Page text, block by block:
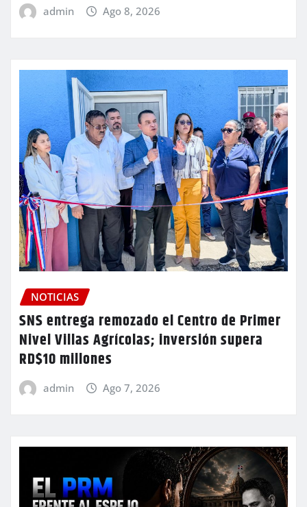
admin Ago 8, 2026
NOTICIAS
SNS entrega remozado el Centro de Primer
Nivel Villas Agrícolas; inversión supera
RD$10 millones
admin Ago 7, 2026